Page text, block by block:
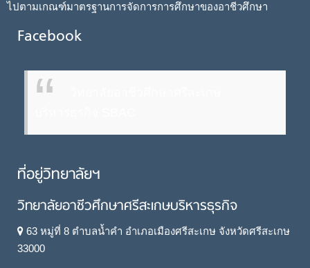
ไปตามเกณฑ์มาตรฐานการจัดการการศึกษาของอาชีวศึกษา
Facebook
ที่อยู่วิทยาลัยฯ
วิทยาลัยอาชีวศึกษาศรีสะเกษบริหารธุรกิจ
63 หมู่ที่ 8 ตำบลน้ำคำ อำเภอเมืองศรีสะเกษ จังหวัดศรีสะเกษ
33000